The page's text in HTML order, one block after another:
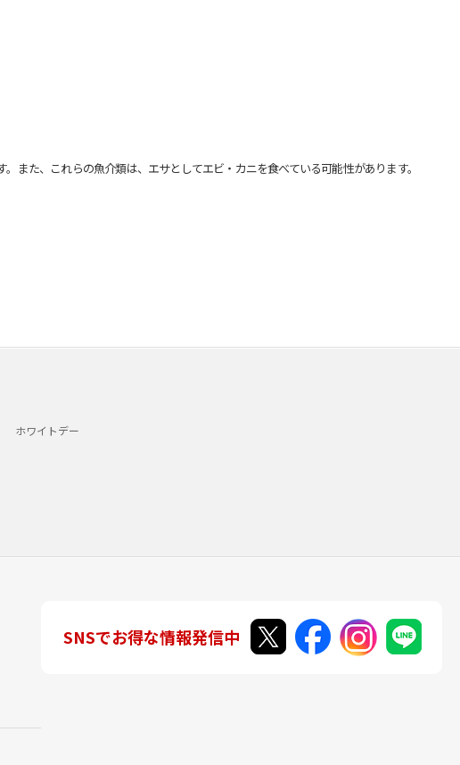
た、これらの魚介類は、エサとしてエビ・カニを食べている可能性があります。
ホワイトデー
SNSでお得な情報発信中